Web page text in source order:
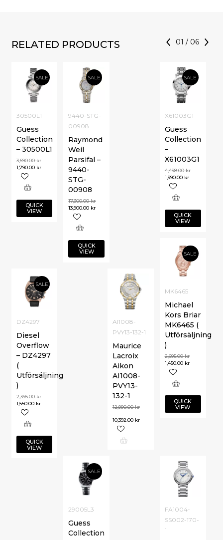
RELATED PRODUCTS 01 / 06
SALE
30500L1
Guess
Collection
– 30500L1
3,690.00kr
1,790.00 kr
QUICK
VIEW
SALE
X61003G1
Guess
Collection
–
X61003G1
4,498.00kr
1,990.00 kr
QUICK
VIEW
SALE
9440-STG-
00908
Raymond
Weil
Parsifal –
9440-
STG-
00908
17,300.00kr
13,900.00 kr
QUICK
VIEW
SALE
MK6465
Michael
Kors Briar
MK6465 (
Utförsäljning
)
2,695.00kr
1,450.00 kr
QUICK
VIEW
SALE
DZ4297
Diesel
Overflow
– DZ4297
(
Utförsäljning
)
2,395.00kr
1,550.00 kr
QUICK
VIEW
AI1008-
PVY13-132-1
Maurice
Lacroix
Aikon
AI1008-
PVY13-
132-1
12,990.00kr
10,392.00 kr
SALE
29005L3
Guess
Collection
FA1004-
SS002-170-
1